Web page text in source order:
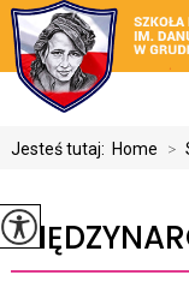
Jesteś tutaj: Home >